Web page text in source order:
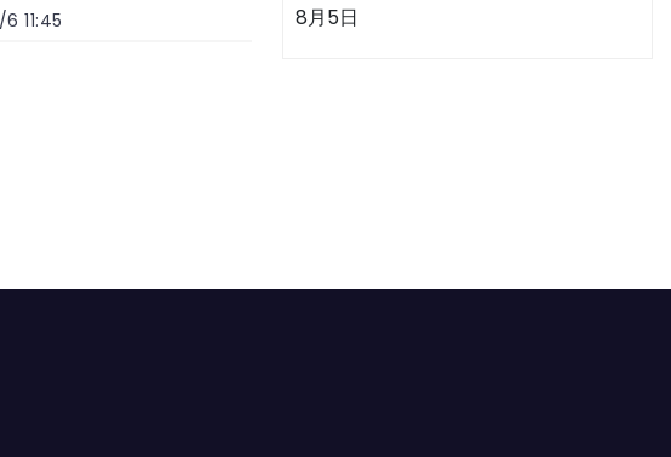
11:45
8月5日